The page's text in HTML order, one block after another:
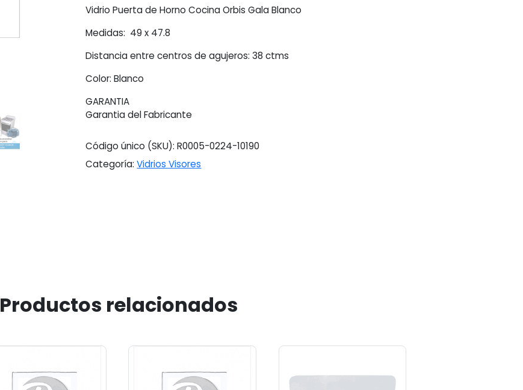
Vidrio Puerta de Horno Cocina Orbis Gala Blanco
Medidas: 49 x 47.8
Distancia entre centros de agujeros: 38 ctms
Color: Blanco
GARANTIA
Garantia del Fabricante
Código único (SKU):R0005-0224-10190
Categoría:Vidrios Visores
Productos relacionados